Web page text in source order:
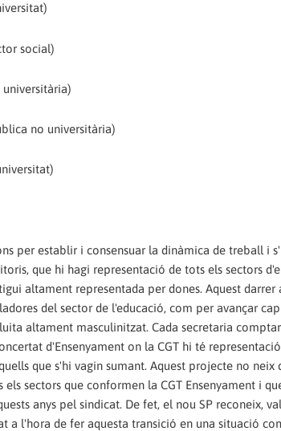
social)
universitària)
no universitària)
per establir i consensuar la dinàmica de treball i
que hi hagi representació de tots els sectors
altament representada per dones. Aquest darrer
del sector de l'educació, com per avançar
altament masculinitzat. Cada secretaria
d'Ensenyament on la CGT hi té
que s'hi vagin sumant. Aquest projecte no neix
sectors que conformen la CGT Ensenyament i
anys pel sindicat. De fet, el nou SP reconeix,
a l'hora de fer aquesta transició en una situació